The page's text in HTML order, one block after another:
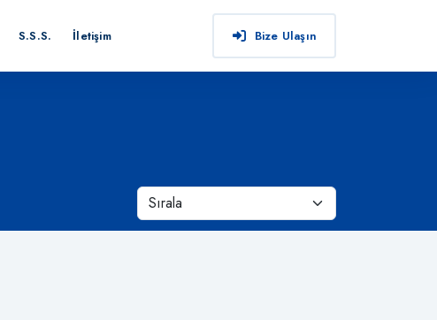
S.S.S. İletişim Bize Ulaşın